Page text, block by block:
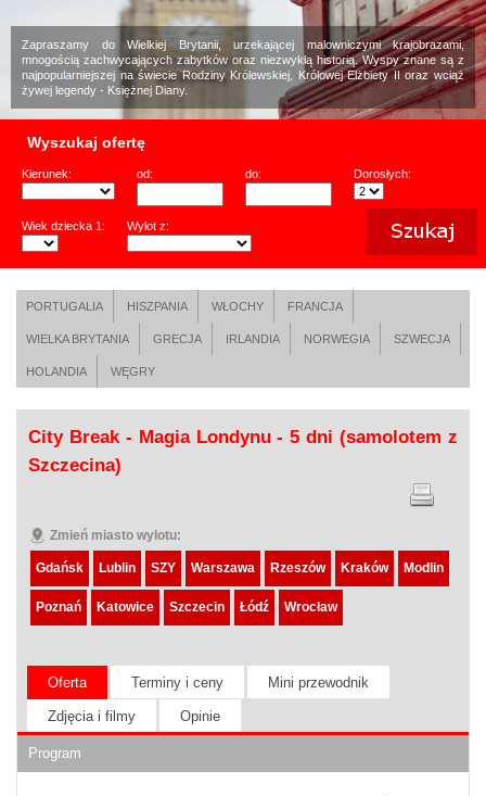
Zapraszamy do Wielkiej Brytanii, urzekającej malowniczymi krajobrazami,
mnogością zachwycających zabytków oraz niezwykłą historią. Wyspy znane są z
najpopularniejszej na świecie Rodziny Królewskiej, Królowej Elżbiety II oraz wciąż
żywej legendy - Księżnej Diany.
Wyszukaj ofertę
Kierunek: od: do: Dorosłych:
Wiek dziecka 1: Wylot z:
PORTUGALIA HISZPANIA WŁOCHY FRANCJA
WIELKA BRYTANIA GRECJA IRLANDIA NORWEGIA SZWECJA
HOLANDIA WĘGRY
City Break - Magia Londynu - 5 dni (samolotem z
Szczecina)
Zmień miasto wylotu:
Gdańsk Lublin SZY Warszawa Rzeszów Kraków Modlin
Poznań Katowice Szczecin Łódź Wrocław
Oferta Terminy i ceny Mini przewodnik
Zdjęcia i filmy Opinie
Program